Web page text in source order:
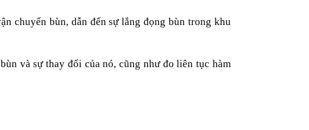
chuyển bùn, dẫn đến sự lắng đọng bùn trong khu
và sự thay đổi của nó, cũng như đo liên tục hàm